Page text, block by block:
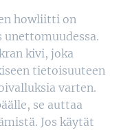
howliitti on
unettomuudessa.
kivi, joka
tietoisuuteen
varten.
se auttaa
Jos käytät